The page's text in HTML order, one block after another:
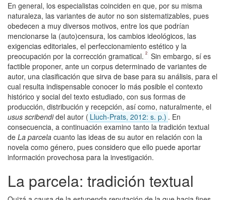
En general, los especialistas coinciden en que, por su misma
naturaleza, las variantes de autor no son sistematizables, pues
obedecen a muy diversos motivos, entre los que podrían
mencionarse la (auto)censura, los cambios ideológicos, las
exigencias editoriales, el perfeccionamiento estético y la
preocupación por la corrección gramatical. 2
Sin embargo, sí es
factible proponer, ante un corpus determinado de variantes de
autor, una clasificación que sirva de base para su análisis, para el
cual resulta indispensable conocer lo más posible el contexto
histórico y social del texto estudiado, con sus formas de
producción, distribución y recepción, así como, naturalmente, el
usus scribendidel autor ( Lluch-Prats, 2012: s. p.) . En
consecuencia, a continuación examino tanto la tradición textual
de La parcela cuanto las ideas de su autor en relación con la
novela como género, pues considero que ello puede aportar
información provechosa para la investigación.
La parcela: tradición textual